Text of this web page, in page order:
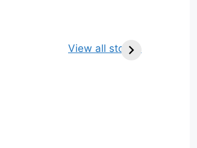
View all stories
है? परिभाषा,
ज्योतिर्लिंग | नाम, स्थान एवं